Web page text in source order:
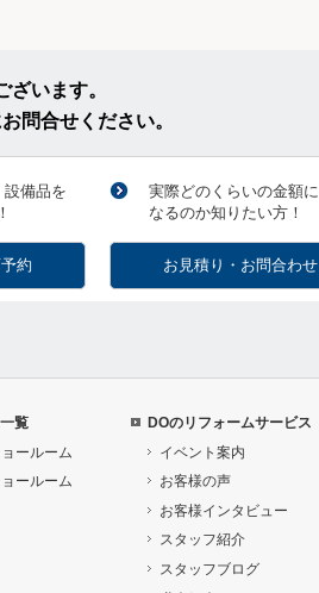
います。
問合せください。
設備品を
約
実際どのくらいの金額に
なるのか知りたい方！
お見積り・お問合わせ
覧
ールーム
ールーム
DOのリフォームサービス
イベント案内
お客様の声
お客様インタビュー
スタッフ紹介
スタッフブログ